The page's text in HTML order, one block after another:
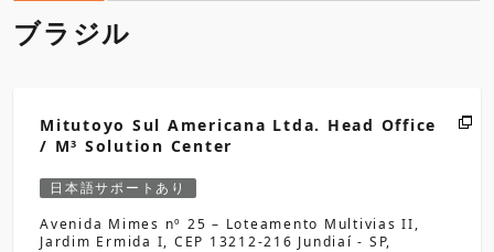
ブラジル
Mitutoyo Sul Americana Ltda. Head Office
/ M3 Solution Center
日本語サポートあり
Avenida Mimes nº 25 – Loteamento Multivias II,
Jardim Ermida I, CEP 13212-216 Jundiaí - SP,